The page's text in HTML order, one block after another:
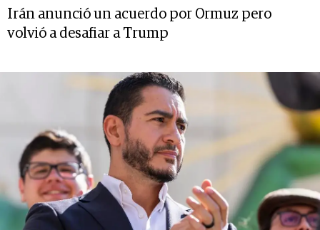
Irán anunció un acuerdo por Ormuz pero
volvió a desafiar a Trump